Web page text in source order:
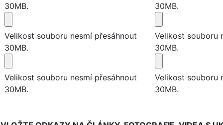
30MB.
Velikost souboru nesmí přesáhnout
30MB.
Velikost souboru nesmí přesáhnout
30MB.
30MB.
Velikost souboru
30MB.
Velikost souboru
30MB.